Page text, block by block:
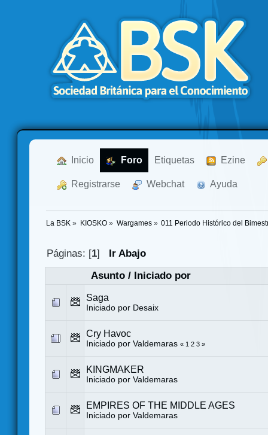
Inicio Foro Etiquetas Ezine
Registrarse Webchat Ayuda
La BSK » KIOSKO» Wargames» 011 Periodo Histórico del
Páginas: [1]
Ir Abajo
Asunto/ Iniciado por
Saga
Iniciado por Desaix
Cry Havoc
Iniciado por Valdemaras « 1 2 3 »
KINGMAKER
Iniciado por Valdemaras
EMPIRES OF THE MIDDLE AGES
Iniciado por Valdemaras